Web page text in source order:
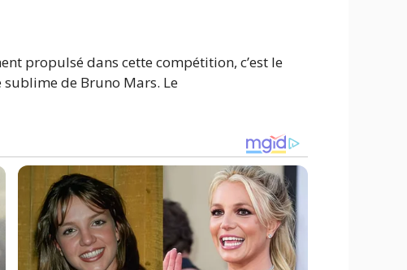
propulsé dans cette compétition, c’est le
sublime de Bruno Mars. Le